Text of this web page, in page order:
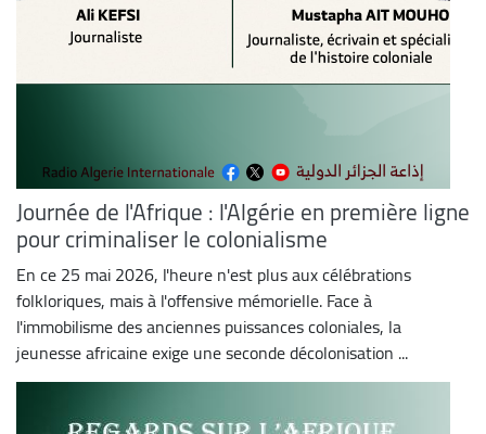
Journée de l'Afrique : l'Algérie en première ligne
pour criminaliser le colonialisme
En ce 25 mai 2026, l'heure n'est plus aux célébrations
folkloriques, mais à l'offensive mémorielle. Face à
l'immobilisme des anciennes puissances coloniales, la
jeunesse africaine exige une seconde décolonisation ...